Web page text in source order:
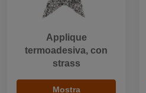
Applique
termoadesiva, con
strass
Mostra